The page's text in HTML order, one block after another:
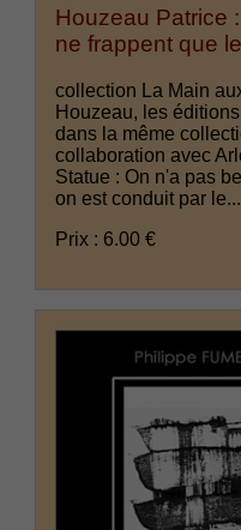
Houzeau Patrice
ne frappent que
collection La Main
Houzeau, les
dans la même
collaboration avec
Statue : On n'a pas
on est conduit par le...
Prix : 6.00 €